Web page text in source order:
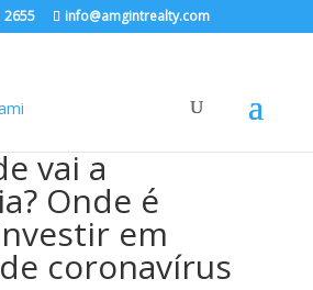
2655 info@amgintrealty.com
vai a
Onde é
em
coronavírus